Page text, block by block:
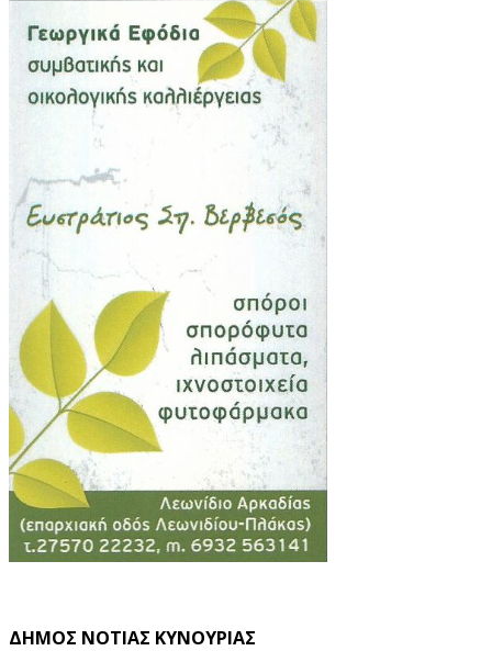
ΔΗΜΟΣ ΝΟΤΙΑΣ ΚΥΝΟΥΡΙΑΣ